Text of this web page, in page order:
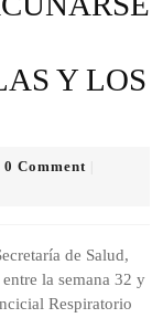
Y LOS
0 Comment
de Salud,
la semana 32 y
Respiratorio